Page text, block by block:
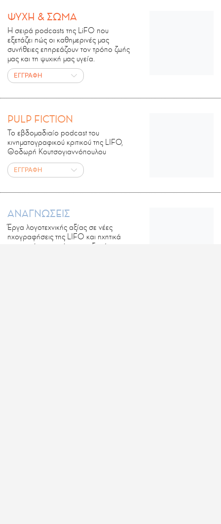
ΨΥΧΗ & ΣΩΜΑ
Η σειρά podcasts της LiFO που
εξετάζει πώς οι καθημερινές μας
συνήθειες επηρεάζουν τον τρόπο ζωής
μας και τη ψυχική μας υγεία.
ΕΓΓΡΑΦΗ
PULP FICTION
Το εβδομαδιαίο podcast του
κινηματογραφικού κριτικού της LIFO,
Θοδωρή Κουτσογιαννόπουλου
ΕΓΓΡΑΦΗ
ΑΝΑΓΝΩΣΕΙΣ
Έργα λογοτεχνικής αξίας σε νέες
ηχογραφήσεις της LIFO και ηχητικά
ντοκουμέντα που έρχονται ξανά στο